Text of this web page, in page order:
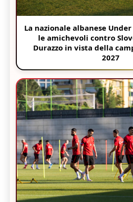
La nazionale albanese
le amichevoli contro
Durazzo in vista della
2027